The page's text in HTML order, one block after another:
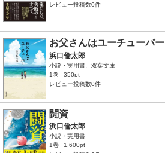
レビュー投稿数0件
お父さんはユーチューバー
浜口倫太郎
小説・実用書、双葉文庫
1巻
350pt
レビュー投稿数0件
闘資
浜口倫太郎
小説・実用書
1巻
1,600pt